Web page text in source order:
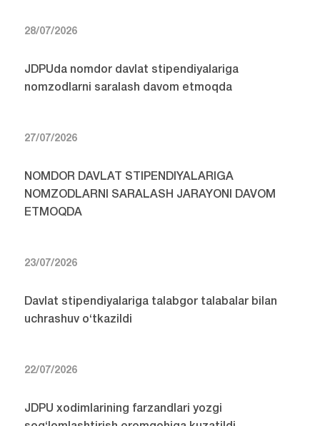
28/07/2026
JDPUda nomdor davlat stipendiyalariga
nomzodlarni saralash davom etmoqda
27/07/2026
NOMDOR DAVLAT STIPENDIYALARIGA
NOMZODLARNI SARALASH JARAYONI DAVOM
ETMOQDA
23/07/2026
Davlat stipendiyalariga talabgor talabalar bilan
uchrashuv o‘tkazildi
22/07/2026
JDPU xodimlarining farzandlari yozgi